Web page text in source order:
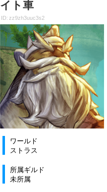
イト車
ID: zz9zh3uuc3s2
ワールド
ストラス
所属ギルド
未所属